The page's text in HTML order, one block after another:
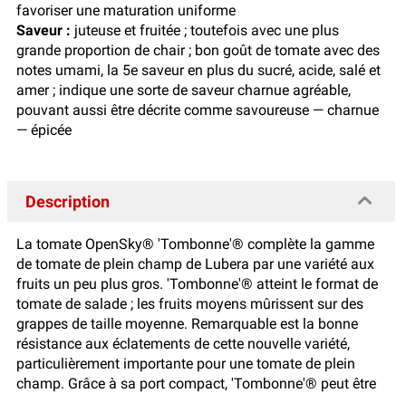
favoriser une maturation uniforme
Saveur : juteuse et fruitée ; toutefois avec une plus
grande proportion de chair ; bon goût de tomate avec des
notes umami, la 5e saveur en plus du sucré, acide, salé et
amer ; indique une sorte de saveur charnue agréable,
pouvant aussi être décrite comme savoureuse — charnue
— épicée
Description
La tomate OpenSky® 'Tombonne'® complète la gamme
de tomate de plein champ de Lubera par une variété aux
fruits un peu plus gros. 'Tombonne'® atteint le format de
tomate de salade ; les fruits moyens mûrissent sur des
grappes de taille moyenne. Remarquable est la bonne
résistance aux éclatements de cette nouvelle variété,
particulièrement importante pour une tomate de plein
champ. Grâce à sa port compact, 'Tombonne'® peut être